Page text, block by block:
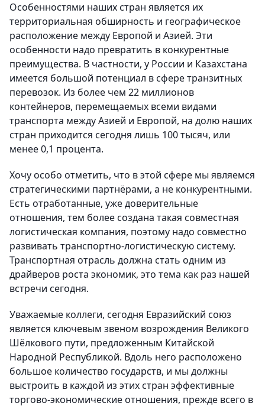
Особенностями наших стран является их
территориальная обширность и географическое
расположение между Европой и Азией. Эти
особенности надо превратить в конкурентные
преимущества. В частности, у России и Казахстана
имеется большой потенциал в сфере транзитных
перевозок. Из более чем 22 миллионов
контейнеров, перемещаемых всеми видами
транспорта между Азией и Европой, на долю наших
стран приходится сегодня лишь 100 тысяч, или
менее 0,1 процента.
Хочу особо отметить, что в этой сфере мы являемся
стратегическими партнёрами, а не конкурентными.
Есть отработанные, уже доверительные
отношения, тем более создана такая совместная
логистическая компания, поэтому надо совместно
развивать транспортно-логистическую систему.
Транспортная отрасль должна стать одним из
драйверов роста экономик, это тема как раз нашей
встречи сегодня.
Уважаемые коллеги, сегодня Евразийский союз
является ключевым звеном возрождения Великого
Шёлкового пути, предложенным Китайской
Народной Республикой. Вдоль него расположено
большое количество государств, и мы должны
выстроить в каждой из этих стран эффективные
торгово-экономические отношения, прежде всего в